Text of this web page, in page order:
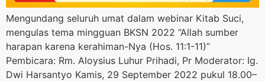
Mengundang seluruh umat dalam webinar Kitab Suci,
mengulas tema mingguan BKSN 2022 “Allah sumber
harapan karena kerahiman-Nya (Hos. 11:1-11)”
Pembicara: Rm. Aloysius Luhur Prihadi, Pr Moderator: Ig.
Dwi Harsantyo Kamis, 29 September 2022 pukul 18.00–